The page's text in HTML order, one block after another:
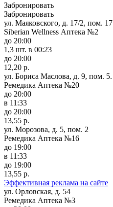
Забронировать
Забронировать
ул. Маяковского, д. 17/2, пом. 17
Siberian Wellness Аптека №2
до 20:00
1,3 шт. в 00:23
до 20:00
12,20 р.
ул. Бориса Маслова, д. 9, пом. 5.
Ремедика Аптека №20
до 20:00
в 11:33
до 20:00
13,55 р.
ул. Морозова, д. 5, пом. 2
Ремедика Аптека №16
до 19:00
в 11:33
до 19:00
13,55 р.
Эффективная реклама на сайте
ул. Орловская, д. 54
Ремедика Аптека №3